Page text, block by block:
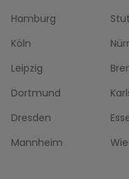
Hamburg
Köln
Leipzig
Dortmund
Dresden
Mannheim